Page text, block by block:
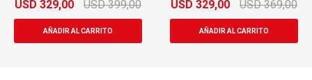
329,00 USD 399,00 USD 329,00 USD 369,00